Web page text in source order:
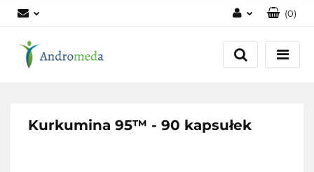
Zaloguj się
Zarejestruj się
(0)
Kurkumina 95™ - 90 kapsułek